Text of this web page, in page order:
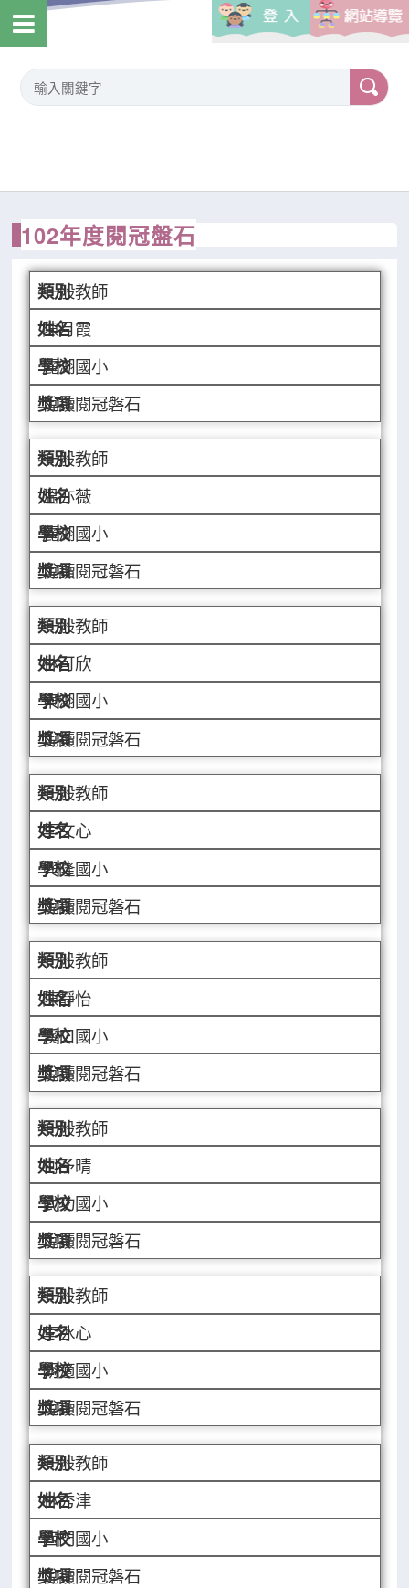
102年度閱冠盤石
一般教師
陳月霞
麗湖國小
悅讀閱冠磐石
一般教師
溫亦薇
麗湖國小
悅讀閱冠磐石
一般教師
林可欣
東湖國小
悅讀閱冠磐石
一般教師
李文心
興隆國小
悅讀閱冠磐石
一般教師
陳靜怡
溪口國小
悅讀閱冠磐石
一般教師
柯予晴
武功國小
悅讀閱冠磐石
一般教師
李冰心
胡適國小
悅讀閱冠磐石
一般教師
林秀津
西門國小
悅讀閱冠磐石